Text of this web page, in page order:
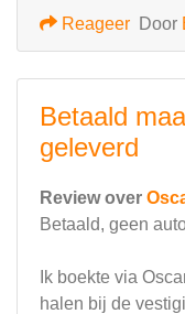
Door
Reageer
Betaald
geleverd
Review over
Betaald, geen
Ik boekte via
halen bij de